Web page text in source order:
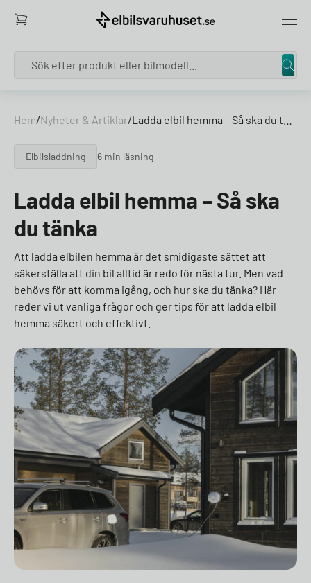
Hem/Nyheter & Artiklar/
Elbilsladdning 6 min läsning
Ladda elbil hemma – Så ska
du tänka
Att ladda elbilen hemma är det smidigaste sättet att
säkerställa att din bil alltid är redo för nästa tur. Men vad
behövs för att komma igång, och hur ska du tänka? Här
reder vi ut vanliga frågor och ger tips för att ladda elbil
hemma säkert och effektivt.